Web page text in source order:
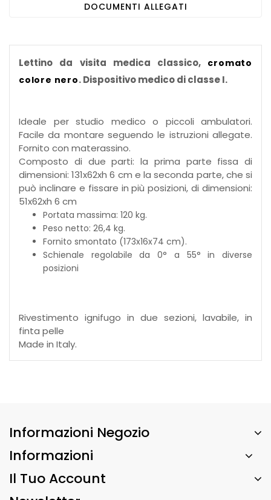
DOCUMENTI ALLEGATI
Lettino da visita medica classico, cromato
colore nero. Dispositivo medico di classe I.
Ideale per studio medico o piccoli ambulatori.
Facile da montare seguendo le istruzioni allegate.
Fornito con materassino.
Composto di due parti: la prima parte fissa di
dimensioni: 131x62xh 6 cm e la seconda parte, che si
può inclinare e fissare in più posizioni, di dimensioni:
51x62xh 6 cm
Portata massima: 120 kg.
Peso netto: 26,4 kg.
Fornito smontato (173x16x74 cm).
Schienale regolabile da 0° a 55° in diverse
posizioni
Rivestimento ignifugo in due sezioni, lavabile, in
finta pelle
Made in Italy.
Informazioni Negozio
Informazioni
Il Tuo Account